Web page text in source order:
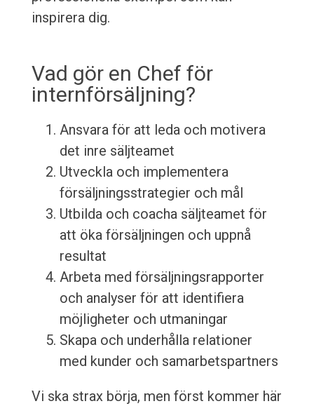
inspirera dig.
Vad gör en Chef för
internförsäljning?
Ansvara för att leda och motivera
det inre säljteamet
Utveckla och implementera
försäljningsstrategier och mål
Utbilda och coacha säljteamet för
att öka försäljningen och uppnå
resultat
Arbeta med försäljningsrapporter
och analyser för att identifiera
möjligheter och utmaningar
Skapa och underhålla relationer
med kunder och samarbetspartners
Vi ska strax börja, men först kommer här